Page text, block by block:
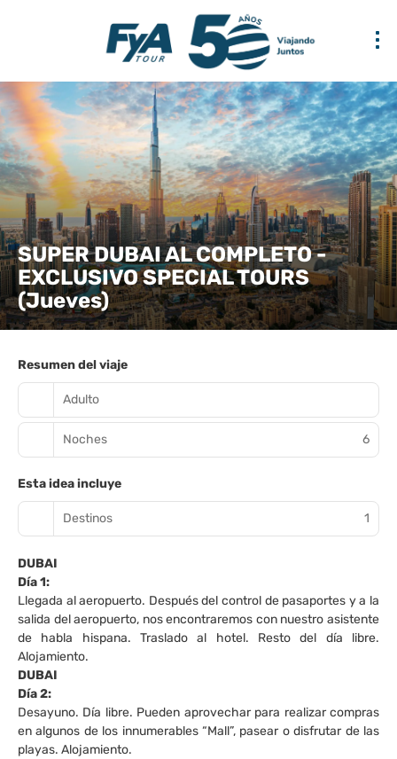
SUPER DUBAI AL COMPLETO -
EXCLUSIVO SPECIAL TOURS
(Jueves)
Resumen del viaje
Adulto
Noches 6
Esta idea incluye
Destinos 1
DUBAI
Día 1:
Llegada al aeropuerto. Después del control de pasaportes y a la
salida del aeropuerto, nos encontraremos con nuestro asistente
de habla hispana. Traslado al hotel. Resto del día libre.
Alojamiento.
DUBAI
Día 2:
Desayuno. Día libre. Pueden aprovechar para realizar compras
en algunos de los innumerables “Mall”, pasear o disfrutar de las
playas. Alojamiento.